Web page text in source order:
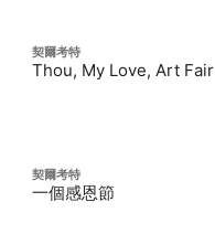
契爾考特
Thou, My Love, Art Fair
契爾考特
一個感恩節